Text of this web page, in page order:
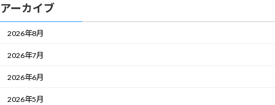
アーカイブ
2026年8月
2026年7月
2026年6月
2026年5月